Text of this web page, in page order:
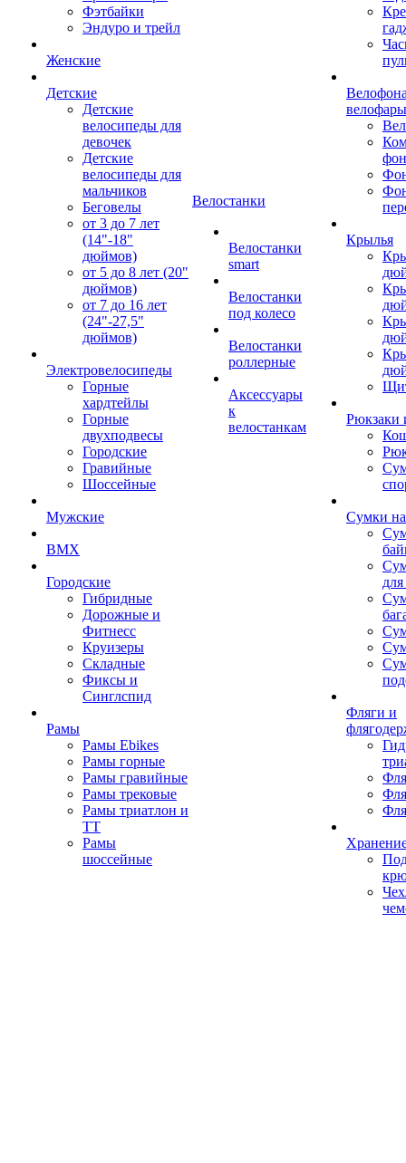
Фэтбайки
Эндуро и трейл
Женские
Детские
Детские
велосипеды для
девочек
Детские
велосипеды для
мальчиков
Беговелы
от 3 до 7 лет
(14"-18"
дюймов)
от 5 до 8 лет (20"
дюймов)
от 7 до 16 лет
(24"-27,5"
дюймов)
Электровелосипеды
Горные
хардтейлы
Горные
двухподвесы
Городские
Гравийные
Шоссейные
Мужские
BMX
Городские
Гибридные
Дорожные и
Фитнесс
Круизеры
Складные
Фиксы и
Синглспид
Рамы
Рамы Ebikes
Рамы горные
Рамы гравийные
Рамы трековые
Рамы триатлон и
ТТ
Рамы
шоссейные
Велостанки
Велостанки
smart
Велостанки
под колесо
Велостанки
роллерные
Аксессуары
к
велостанкам
велофары
Крылья
Рюкзаки
Сумки
Фляги и